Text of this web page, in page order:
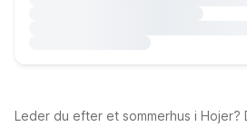
Leder du efter et sommerhus i Hojer?